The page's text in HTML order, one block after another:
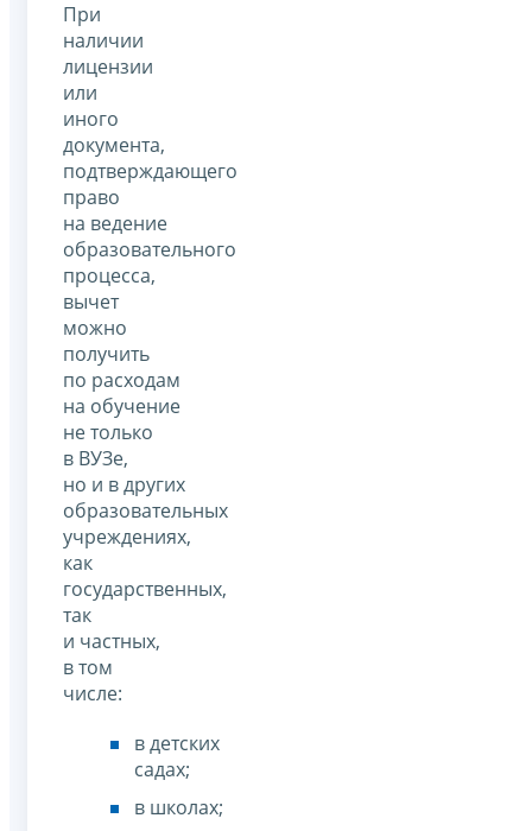
При
наличии
лицензии
или
иного
документа,
подтверждающего
право
на ведение
образовательного
процесса,
вычет
можно
получить
по расходам
на обучение
не только
в ВУЗе,
но и в других
образовательных
учреждениях,
как
государственных,
так
и частных,
в том
числе:
в детских
садах;
в школах;